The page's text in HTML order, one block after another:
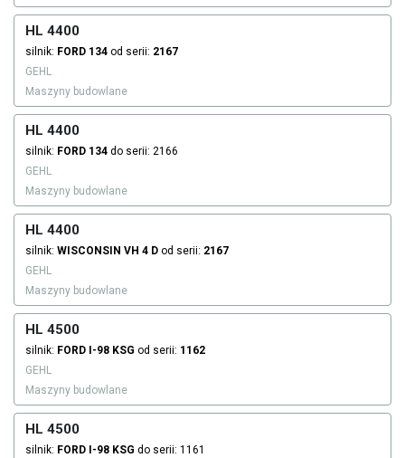
HL 4400
silnik: FORD 134 od serii: 2167
GEHL
Maszyny budowlane
HL 4400
silnik: FORD 134 do serii: 2166
GEHL
Maszyny budowlane
HL 4400
silnik: WISCONSIN VH 4 D od serii: 2167
GEHL
Maszyny budowlane
HL 4500
silnik: FORD I-98 KSG od serii: 1162
GEHL
Maszyny budowlane
HL 4500
silnik: FORD I-98 KSG do serii: 1161